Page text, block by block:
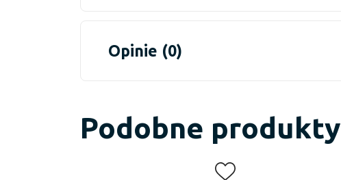
Opinie (0)
Podobne produkty